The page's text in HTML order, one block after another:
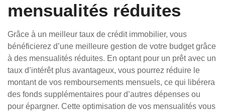
mensualités réduites
Grâce à un meilleur taux de crédit immobilier, vous
bénéficierez d’une meilleure gestion de votre budget grâce
à des mensualités réduites. En optant pour un prêt avec un
taux d’intérêt plus avantageux, vous pourrez réduire le
montant de vos remboursements mensuels, ce qui libérera
des fonds supplémentaires pour d’autres dépenses ou
pour épargner. Cette optimisation de vos mensualités vous